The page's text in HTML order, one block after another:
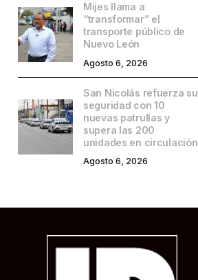
Mijes llama a
“transformar” el
transporte público de
Nuevo León
Agosto 6, 2026
San Nicolás refuerza su
seguridad con 10
nuevas patrullas y
supera las 200
unidades en circulación
Agosto 6, 2026